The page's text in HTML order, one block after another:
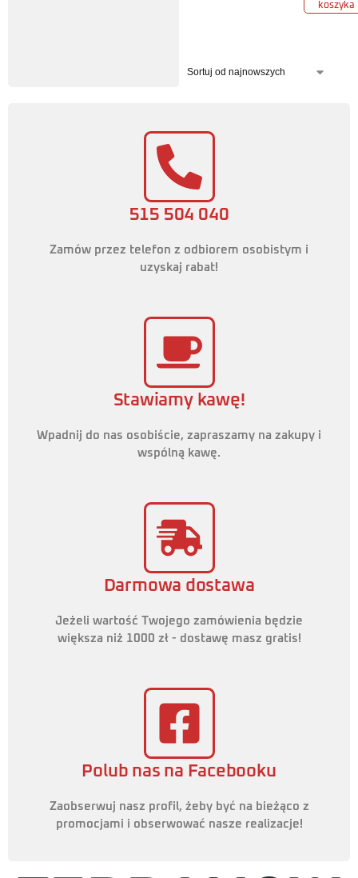
koszyka
515 504 040
Zamów przez telefon z odbiorem osobistym i
uzyskaj rabat!
Stawiamy kawę!
Wpadnij do nas osobiście, zapraszamy na zakupy i
wspólną kawę.
Darmowa dostawa
Jeżeli wartość Twojego zamówienia będzie
większa niż 1000 zł - dostawę masz gratis!
Polub nas na Facebooku
Zaobserwuj nasz profil, żeby być na bieżąco z
promocjami i obserwować nasze realizacje!